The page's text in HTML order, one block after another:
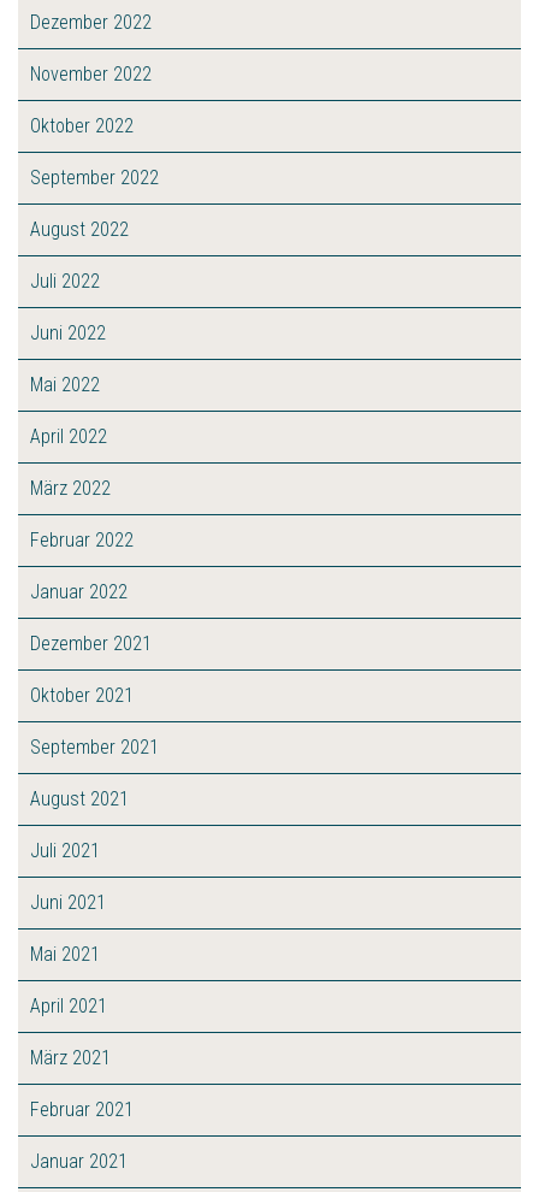
Dezember 2022
November 2022
Oktober 2022
September 2022
August 2022
Juli 2022
Juni 2022
Mai 2022
April 2022
März 2022
Februar 2022
Januar 2022
Dezember 2021
Oktober 2021
September 2021
August 2021
Juli 2021
Juni 2021
Mai 2021
April 2021
März 2021
Februar 2021
Januar 2021